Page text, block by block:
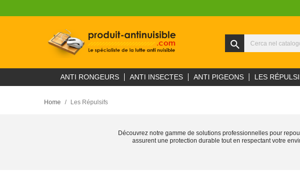
search
ANTI RONGEURS ANTI INSECTES ANTI PIGEONS LES
Home Les Répulsifs
Découvrez notre gamme de solutions professionnelles pour
assurent une protection durable tout en respectant votre